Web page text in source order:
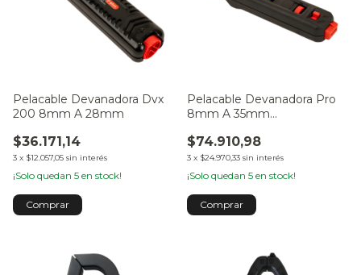
Pelacable Devanadora Dvx
200 8mm A 28mm
$36.171,14
3 x $12.057,05 sin interés
¡Solo quedan 5 en stock!
Pelacable Devanadora Pro
8mm A 35mm
$74.910,98
3 x $24.970,33 sin interés
¡Solo quedan 5 en stock!